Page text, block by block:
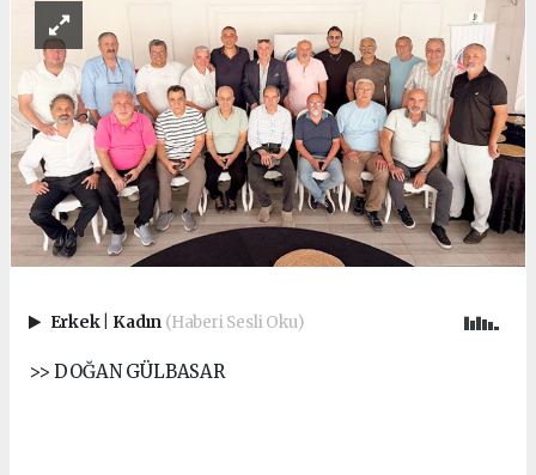
Erkek Kadın (Haberi Sesli Oku)
>> DOĞAN GÜLBASAR